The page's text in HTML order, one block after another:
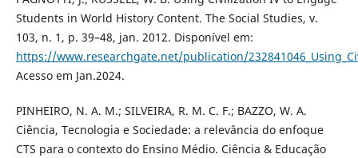
Students in World History Content. The Social Studies, v.
103, n. 1, p. 39–48, jan. 2012. Disponível em:
https://www.researchgate.net/publication/
Acesso em Jan.2024.
PINHEIRO, N. A. M.; SILVEIRA, R. M. C. F.; BAZZO, W. A.
Ciência, Tecnologia e Sociedade: a relevância do enfoque
CTS para o contexto do Ensino Médio. Ciência & Educação